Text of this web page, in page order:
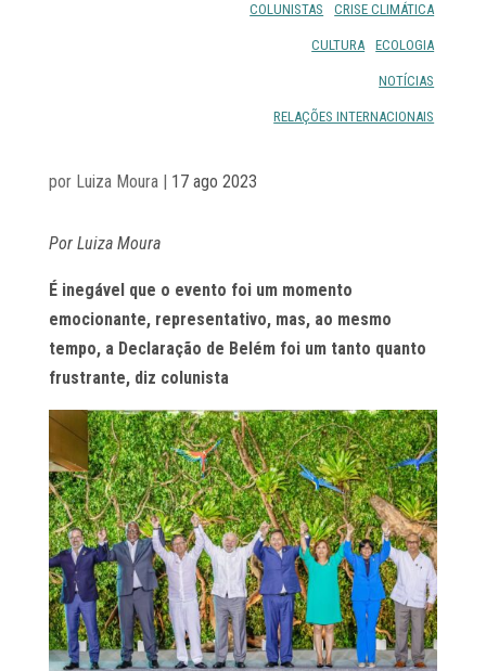
COLUNISTAS CRISE CLIMÁTICA
CULTURA ECOLOGIA
NOTÍCIAS
RELAÇÕES INTERNACIONAIS
por Luiza Moura| 17 ago 2023
Por Luiza Moura
É inegável que o evento foi um momento
emocionante, representativo, mas, ao mesmo
tempo, a Declaração de Belém foi um tanto quanto
frustrante, diz colunista